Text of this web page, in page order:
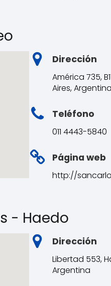
Dirección
América 735,
Aires, Argentina
Teléfono
011 4443-5840
Página web
http://
- Haedo
Dirección
Libertad 553,
Argentina